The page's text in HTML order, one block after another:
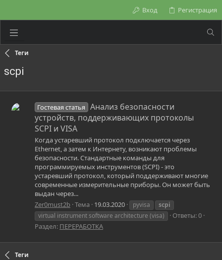
Вход Регистрация
Теги
scpi
Гостевая статья
Анализ безопасности
устройств, поддерживающих протоколы
SCPI и VISA
Когда устаревший протокол подключается через
Ethernet, а затем к Интернету, возникают проблемы
безопасности. Стандартные команды для
программируемых инструментов (SCPI) - это
устаревший протокол, который поддерживают многие
современные измерительные приборы. Он может быть
выдан через...
Zer0must2b Тема 19.03.2020 pyvisa
scpi
virtual instrument software architecture (visa)
Ответы: 0
Раздел: ПЕРЕРАБОТКА
Теги